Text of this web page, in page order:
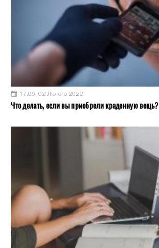
17:06, 02 Лютого 2022
Что делать, если вы приобрели краденную вещь?